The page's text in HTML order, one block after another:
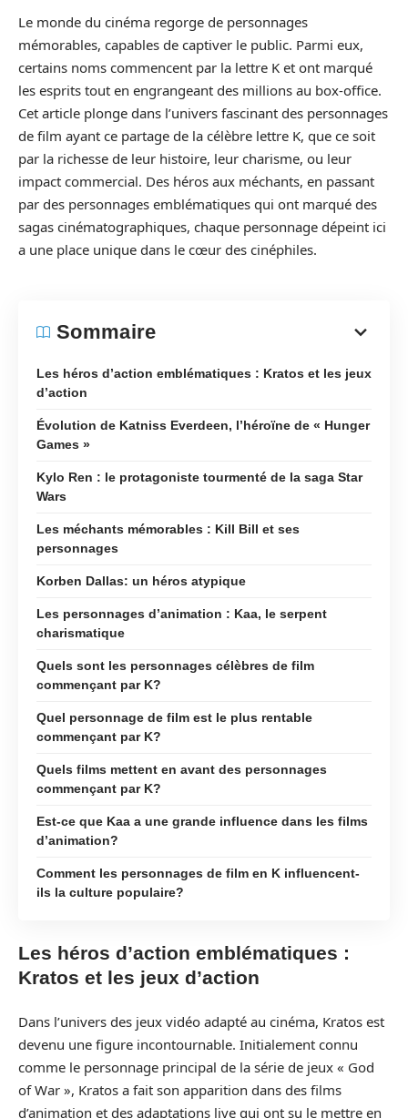
Le monde du cinéma regorge de personnages
mémorables, capables de captiver le public. Parmi eux,
certains noms commencent par la lettre K et ont marqué
les esprits tout en engrangeant des millions au box-office.
Cet article plonge dans l’univers fascinant des personnages
de film ayant ce partage de la célèbre lettre K, que ce soit
par la richesse de leur histoire, leur charisme, ou leur
impact commercial. Des héros aux méchants, en passant
par des personnages emblématiques qui ont marqué des
sagas cinématographiques, chaque personnage dépeint ici
a une place unique dans le cœur des cinéphiles.
Sommaire
Les héros d’action emblématiques : Kratos et les jeux
d’action
Évolution de Katniss Everdeen, l’héroïne de « Hunger
Games »
Kylo Ren : le protagoniste tourmenté de la saga Star
Wars
Les méchants mémorables : Kill Bill et ses
personnages
Korben Dallas: un héros atypique
Les personnages d’animation : Kaa, le serpent
charismatique
Quels sont les personnages célèbres de film
commençant par K?
Quel personnage de film est le plus rentable
commençant par K?
Quels films mettent en avant des personnages
commençant par K?
Est-ce que Kaa a une grande influence dans les films
d’animation?
Comment les personnages de film en K influencent-
ils la culture populaire?
Les héros d’action emblématiques :
Kratos et les jeux d’action
Dans l’univers des jeux vidéo adapté au cinéma, Kratos est
devenu une figure incontournable. Initialement connu
comme le personnage principal de la série de jeux « God
of War », Kratos a fait son apparition dans des films
d’animation et des adaptations live qui ont su le mettre en